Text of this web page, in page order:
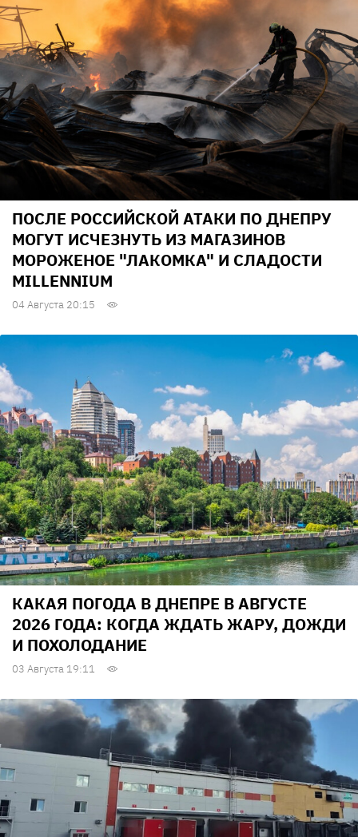
ПОСЛЕ РОССИЙСКОЙ АТАКИ ПО ДНЕПРУ
МОГУТ ИСЧЕЗНУТЬ ИЗ МАГАЗИНОВ
МОРОЖЕНОЕ "ЛАКОМКА" И СЛАДОСТИ
MILLENNIUM
04 Августа 20:15
КАКАЯ ПОГОДА В ДНЕПРЕ В АВГУСТЕ
2026 ГОДА: КОГДА ЖДАТЬ ЖАРУ, ДОЖДИ
И ПОХОЛОДАНИЕ
03 Августа 19:11